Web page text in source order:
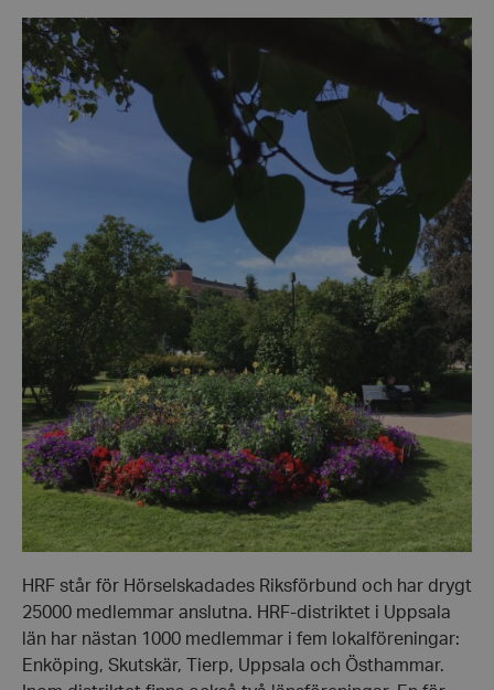
HRF står för Hörselskadades Riksförbund och har drygt
25000 medlemmar anslutna. HRF-distriktet i Uppsala
län har nästan 1000 medlemmar i fem lokalföreningar:
Enköping, Skutskär, Tierp, Uppsala och Östhammar.